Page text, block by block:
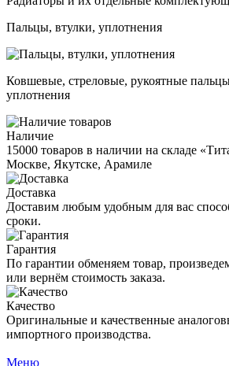
Пальцы, втулки, уплотнения
Ковшевые, стреловые, рукоятные
уплотнения
Наличие
15000 товаров в наличии на складе
Москве, Якутске, Арамиле
Доставка
Доставим любым удобным для вас
сроки.
Гарантия
По гарантии обменяем товар,
или вернём стоимость заказа.
Качество
Оригинальные и качественные
импортного производства.
Меню